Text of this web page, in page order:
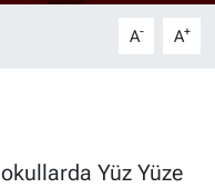
A- A+
Yüz Yüze